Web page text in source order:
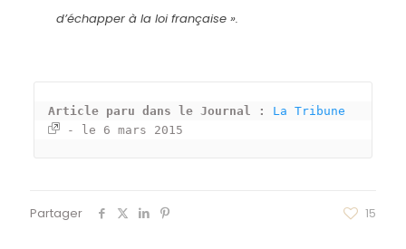
d’échapper à la loi française ».
Article paru dans le Journal : La Tribune
- le 6 mars 2015
Partager 15